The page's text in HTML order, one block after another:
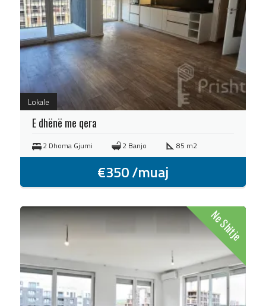
Lokale
E dhënë me qera
2 Dhoma Gjumi 2 Banjo 85 m2
€350/muaj
Ne Shitje